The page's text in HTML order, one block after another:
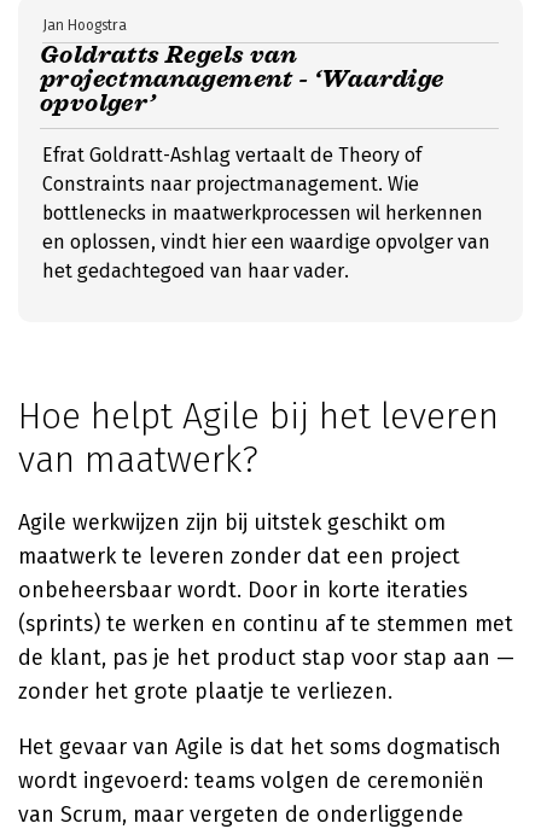
Goldratts Regels van
projectmanagement - ‘Waardige
opvolger’
Jan Hoogstra
Efrat Goldratt-Ashlag vertaalt de Theory of
Constraints naar projectmanagement. Wie
bottlenecks in maatwerkprocessen wil herkennen
en oplossen, vindt hier een waardige opvolger van
het gedachtegoed van haar vader.
Hoe helpt Agile bij het leveren
van maatwerk?
Agile werkwijzen zijn bij uitstek geschikt om
maatwerk te leveren zonder dat een project
onbeheersbaar wordt. Door in korte iteraties
(sprints) te werken en continu af te stemmen met
de klant, pas je het product stap voor stap aan —
zonder het grote plaatje te verliezen.
Het gevaar van Agile is dat het soms dogmatisch
wordt ingevoerd: teams volgen de ceremoniën
van Scrum, maar vergeten de onderliggende